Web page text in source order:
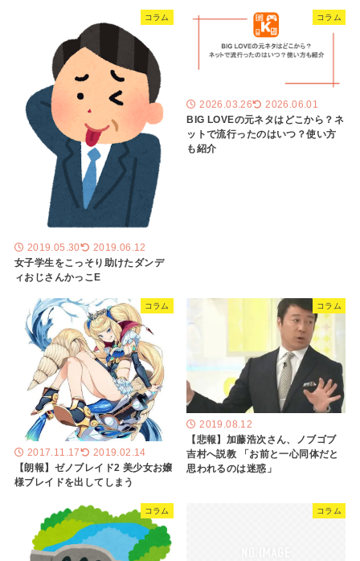
コラム
2019.05.30 2019.06.12
女子学生をこっそり助けたダンデ
ィおじさんかっこE
コラム
2026.03.26 2026.06.01
BIG LOVEの元ネタはどこから？ネ
ットで流行ったのはいつ？使い方
も紹介
コラム
2017.11.17 2019.02.14
【朗報】ゼノブレイド2 美少女お嬢
様ブレイドを出してしまう
コラム
2019.08.12
【悲報】加藤浩次さん、ノブゴブ
吉村へ説教 「お前と一心同体だと
思われるのは迷惑」
コラム コラム